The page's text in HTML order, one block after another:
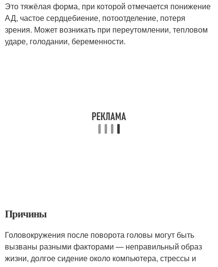
Это тяжёлая форма, при которой отмечается понижение
АД, частое сердцебиение, потоотделение, потеря
зрения. Может возникать при переутомлении, тепловом
ударе, голодании, беременности.
Причины
Головокружения после поворота головы могут быть
вызваны разными факторами — неправильный образ
жизни, долгое сидение около компьютера, стрессы и